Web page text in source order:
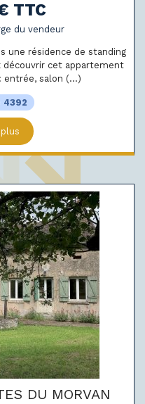
TTC
du vendeur
une résidence de standing
découvrir cet appartement
entrée, salon (...)
4392
DU MORVAN